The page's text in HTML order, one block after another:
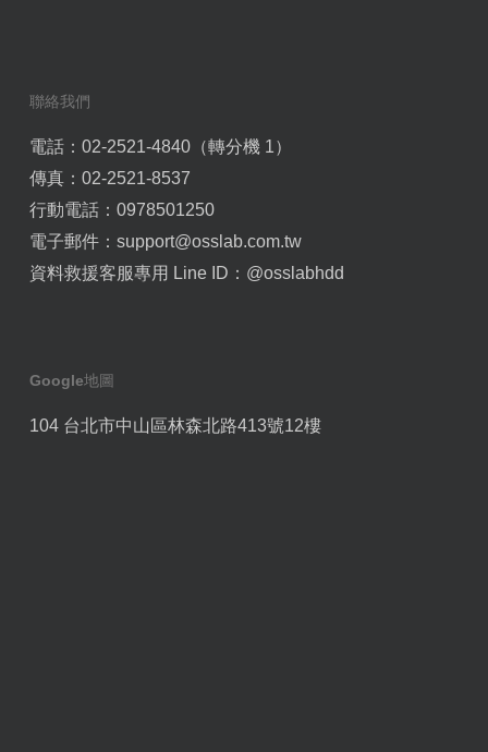
聯絡我們
電話：02-2521-4840（轉分機 1）
傳真：02-2521-8537
行動電話：0978501250
電子郵件： support@osslab.com.tw
資料救援客服專用 Line ID： @osslabhdd
Google地圖
104 台北市中山區林森北路413號12樓